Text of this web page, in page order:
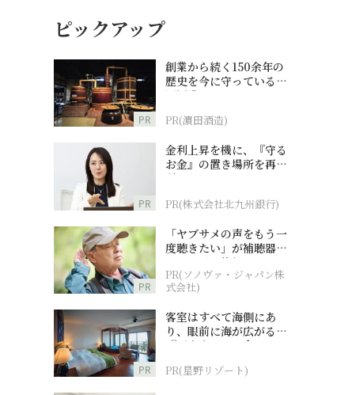
ピックアップ
PR
創業から続く150余年の
歴史を今に守っている濵
田酒造
PR(濵田酒造)
PR
金利上昇を機に、『守る
お金』の置き場所を再検
討
PR(株式会社北九州銀行)
PR
「ヤブサメの声をもう一
度聴きたい」が補聴器チ
ャレンジの後押しに
PR(ソノヴァ・ジャパン株
式会社)
PR
客室はすべて海側にあ
り、眼前に海が広がる
『西表島ホテル by 星野
PR(星野リゾート)